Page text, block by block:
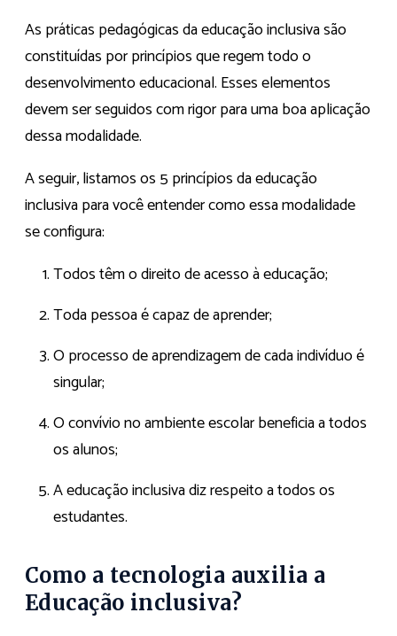
As práticas pedagógicas da educação inclusiva são
constituídas por princípios que regem todo o
desenvolvimento educacional. Esses elementos
devem ser seguidos com rigor para uma boa aplicação
dessa modalidade.
A seguir, listamos os 5 princípios da educação
inclusiva para você entender como essa modalidade
se configura:
Todos têm o direito de acesso à educação;
Toda pessoa é capaz de aprender;
O processo de aprendizagem de cada indivíduo é
singular;
O convívio no ambiente escolar beneficia a todos
os alunos;
A educação inclusiva diz respeito a todos os
estudantes.
Como a tecnologia auxilia a
Educação inclusiva?